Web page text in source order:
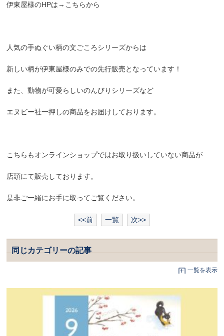
伊東屋様のHPは→ こちらから
人気の手ぬぐい柄の文ごころシリーズからは
新しい柄が伊東屋様のみでの先行販売となっています！
また、動物が可愛らしいのんびりシリーズなど
エヌビー社一押しの商品をお届けしております。
こちらもオンラインショップではお取り扱いしていない商品が
店頭にて販売しております。
是非ご一緒にお手に取ってご覧ください。
<<前 一覧 次>>
同じカテゴリーの記事
一覧を表示